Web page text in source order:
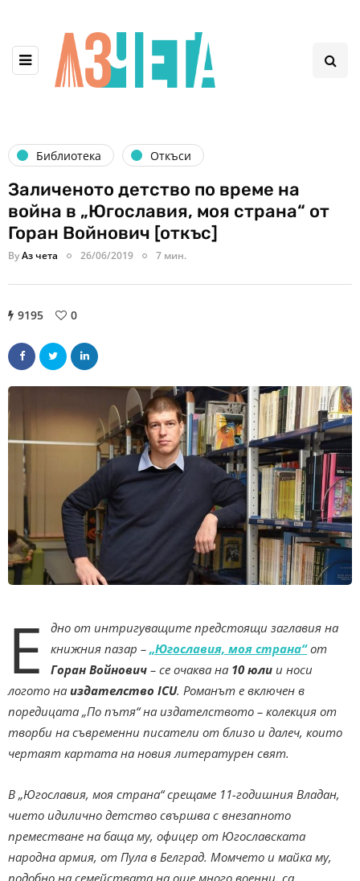
Библиотека Откъси
Заличеното детство по време на
война в „Югославия, моя страна“ от
Горан Войнович [откъс]
ByАз чета 26/06/2019 7 мин.
9195 0
Е
дно от интригуващите предстоящи заглавия на
книжния пазар – „Югославия, моя страна“от
Горан Войнович – се очаква на 10 юли и носи
логото на издателство ICU. Романът е включен в
поредицата „По пътя“ на издателството – колекция от
творби на съвременни писатели от близо и далеч, които
чертаят картата на новия литературен свят.
В „Югославия, моя страна“ срещаме 11-годишния Владан,
чието идилично детство свършва с внезапното
преместване на баща му, офицер от Югославската
народна армия, от Пула в Белград. Момчето и майка му,
подобно на семействата на още много военни, са